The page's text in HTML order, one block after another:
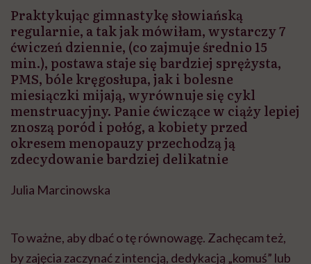
Praktykując gimnastykę słowiańską
regularnie, a tak jak mówiłam, wystarczy 7
ćwiczeń dziennie, (co zajmuje średnio 15
min.), postawa staje się bardziej sprężysta,
PMS, bóle kręgosłupa, jak i bolesne
miesiączki mijają, wyrównuje się cykl
menstruacyjny. Panie ćwiczące w ciąży lepiej
znoszą poród i połóg, a kobiety przed
okresem menopauzy przechodzą ją
zdecydowanie bardziej delikatnie
Julia Marcinowska
To ważne, aby dbać o tę równowagę. Zachęcam też,
by zajęcia zaczynać z intencją, dedykacją „komuś” lub